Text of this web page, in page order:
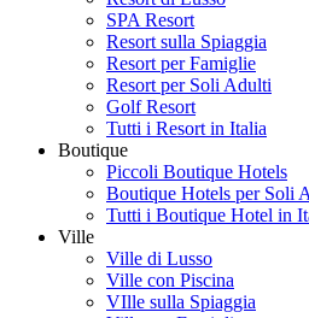
SPA Resort
Resort sulla Spiaggia
Resort per Famiglie
Resort per Soli Adulti
Golf Resort
Tutti i Resort in Italia
Boutique
Piccoli Boutique Hotels
Boutique Hotels per Soli
Tutti i Boutique Hotel in
Ville
Ville di Lusso
Ville con Piscina
VIlle sulla Spiaggia